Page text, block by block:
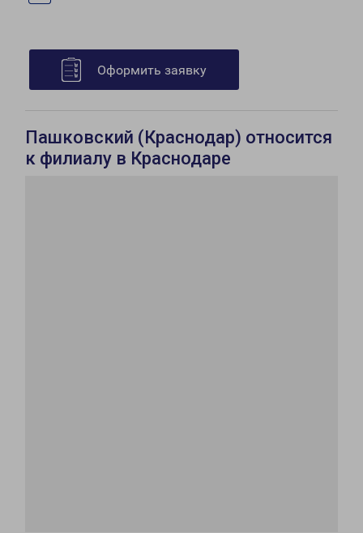
Оформить заявку
Пашковский (Краснодар) относится
к филиалу в Краснодаре